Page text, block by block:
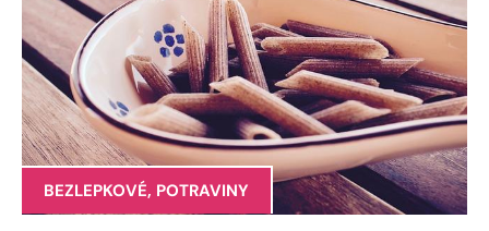
BEZLEPKOVÉ, POTRAVINY